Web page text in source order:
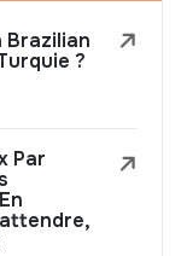
Brazilian
?
Par